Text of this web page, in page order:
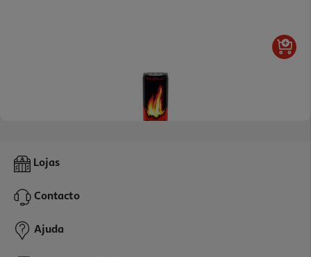
Bebida Energetica Burn Lata 0.25l (sdr)
0,65 €
+0,10 € Depósito
Lojas
Contacto
Ajuda